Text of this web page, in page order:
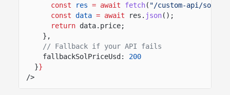
const
res = await fetch( "/custom-api/
const data = await res. json();
return data.price;
},
// Fallback if your API fails
fallbackSolPriceUsd:
200
}}
/>